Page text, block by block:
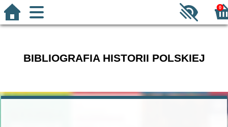
0
BIBLIOGRAFIA HISTORII POLSKIEJ